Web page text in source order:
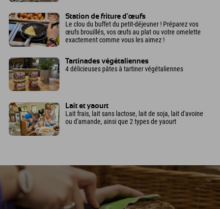
Station de friture d'œufs
Le clou du buffet du petit-déjeuner ! Préparez vos
œufs brouillés, vos œufs au plat ou votre omelette
exactement comme vous les aimez !
Tartinades végétaliennes
4 délicieuses pâtes à tartiner végétaliennes
Lait et yaourt
Lait frais, lait sans lactose, lait de soja, lait d'avoine
ou d'amande, ainsi que 2 types de yaourt